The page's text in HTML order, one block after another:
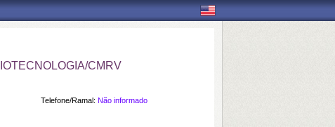
CMRV
Telefone/Ramal: Não informado